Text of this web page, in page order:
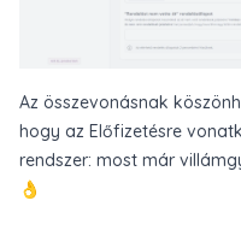
Az összevonásnak
hogy az Előfizetésre
rendszer: most már
👌